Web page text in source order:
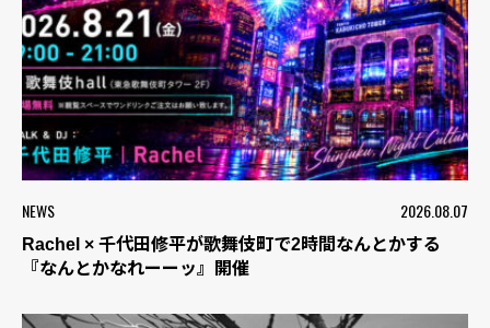
NEWS 2026.08.07
Rachel × 千代田修平が歌舞伎町で2時間なんとかする
『なんとかなれーーッ』開催